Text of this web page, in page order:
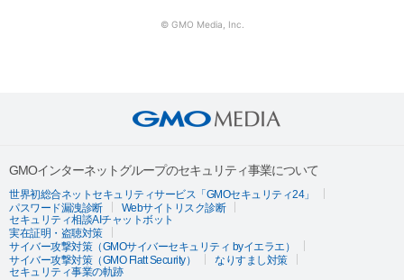
© GMO Media, Inc.
GMOインターネットグループのセキュリティ事業について
世界初総合ネットセキュリティサービス「GMOセキュリティ24」
パスワード漏洩診断
Webサイトリスク診断
セキュリティ相談AIチャットボット
実在証明・盗聴対策
サイバー攻撃対策（GMOサイバーセキュリティ byイエラエ）
サイバー攻撃対策（GMO Flatt Security）
なりすまし対策
セキュリティ事業の軌跡